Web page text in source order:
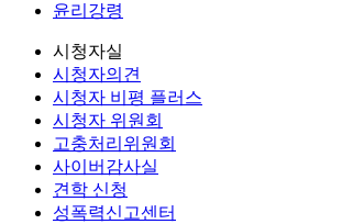
윤리강령
시청자실
시청자의견
시청자 비평 플러스
시청자 위원회
고충처리위원회
사이버감사실
견학 신청
성폭력신고센터